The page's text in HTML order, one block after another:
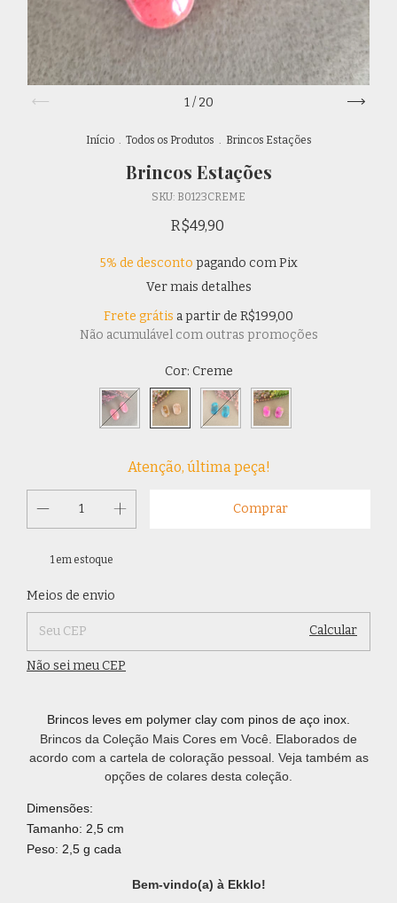
1/ 20
Início . Todos os Produtos . Brincos Estações
Brincos Estações
SKU: B0123CREME
R$49,90
5% de desconto pagando com Pix
Ver mais detalhes
Frete grátis a partir de R$199,00
Não acumulável com outras promoções
Cor: Creme
Atenção, última peça!
1em estoque
Entregas para o CEP:
Meios de envio
Calcular
Não sei meu CEP
Brincos leves em polymer clay com pinos de aço inox.
Brincos da Coleção Mais Cores em Você. Elaborados de
acordo com a cartela de coloração pessoal. Veja também as
opções de colares desta coleção.
Dimensões:
Tamanho: 2,5 cm
Peso: 2,5 g cada
Bem-vindo(a) à Ekklo!